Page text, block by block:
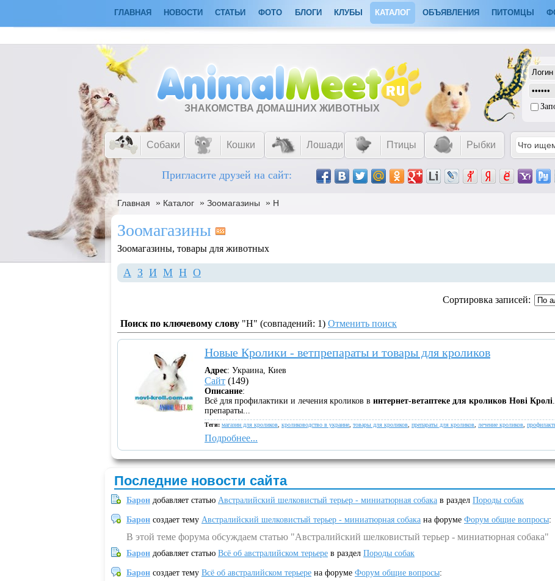
ГЛАВНАЯ НОВОСТИ СТАТЬИ ФОТО БЛОГИ КЛУБЫ КАТАЛОГ ОБЪЯВЛЕНИЯ ПИТОМЦЫ
ЗНАКОМСТВА ДОМАШНИХ ЖИВОТНЫХ
Собаки Кошки Лошади Птицы Рыбки
Пригласите друзей на сайт:
Главная » Каталог » Зоомагазины » Н
Зоомагазины
Зоомагазины, товары для животных
А З И М Н О
Сортировка записей:
Поиск по ключевому слову "Н" (совпадений: 1) Отменить поиск
Новые Кролики - ветпрепараты и товары для кроликов
Адрес: Украина, Киев
Сайт (149)
Описание:
Всё для профилактики и лечения кроликов в интернет-ветаптеке для кроликов Нові Кролі
препараты...
Теги: магазин для кроликов кролиководство в украине товары для кроликов препараты для кроликов лечение кроликов
Подробнее...
Последние новости сайта
Барон добавляет статью Австралийский шелковистый терьер - миниатюрная собака в раздел Породы собак
Барон создает тему Австралийский шелковистый терьер - миниатюрная собака на форуме Форум общие вопросы:
В этой теме форума обсуждаем статью "Австралийский шелковистый терьер - миниатюрная собака"
Барон добавляет статью Всё об австралийском терьере в раздел Породы собак
Барон создает тему Всё об австралийском терьере на форуме Форум общие вопросы: